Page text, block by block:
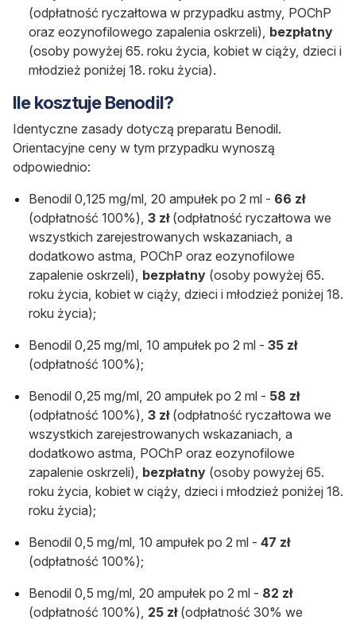
(odpłatność ryczałtowa w przypadku astmy, POChP
oraz eozynofilowego zapalenia oskrzeli), bezpłatny
(osoby powyżej 65. roku życia, kobiet w ciąży, dzieci i
młodzież poniżej 18. roku życia).
Ile kosztuje Benodil?
Identyczne zasady dotyczą preparatu Benodil.
Orientacyjne ceny w tym przypadku wynoszą
odpowiednio:
Benodil 0,125 mg/ml, 20 ampułek po 2 ml - 66 zł
(odpłatność 100%), 3 zł(odpłatność ryczałtowa we
wszystkich zarejestrowanych wskazaniach, a
dodatkowo astma, POChP oraz eozynofilowe
zapalenie oskrzeli), bezpłatny (osoby powyżej 65.
roku życia, kobiet w ciąży, dzieci i młodzież poniżej 18.
roku życia);
Benodil 0,25 mg/ml, 10 ampułek po 2 ml - 35 zł
(odpłatność 100%);
Benodil 0,25 mg/ml, 20 ampułek po 2 ml - 58 zł
(odpłatność 100%), 3 zł(odpłatność ryczałtowa we
wszystkich zarejestrowanych wskazaniach, a
dodatkowo astma, POChP oraz eozynofilowe
zapalenie oskrzeli), bezpłatny (osoby powyżej 65.
roku życia, kobiet w ciąży, dzieci i młodzież poniżej 18.
roku życia);
Benodil 0,5 mg/ml, 10 ampułek po 2 ml - 47 zł
(odpłatność 100%);
Benodil 0,5 mg/ml, 20 ampułek po 2 ml - 82 zł
(odpłatność 100%), 25 zł(odpłatność 30% we